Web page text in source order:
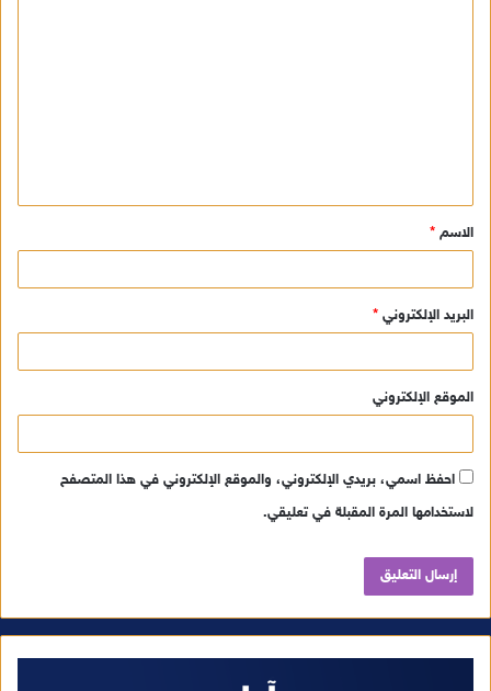
ق
*
الاسم *
البريد الإلكتروني *
الموقع الإلكتروني
احفظ اسمي، بريدي الإلكتروني، والموقع الإلكتروني في هذا المتصفح
لاستخدامها المرة المقبلة في تعليقي.